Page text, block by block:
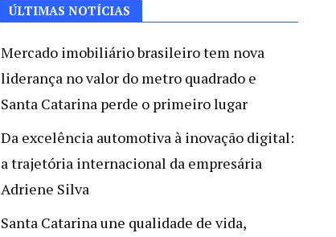
ÚLTIMAS NOTÍCIAS
Mercado imobiliário brasileiro tem nova
liderança no valor do metro quadrado e
Santa Catarina perde o primeiro lugar
Da excelência automotiva à inovação digital:
a trajetória internacional da empresária
Adriene Silva
Santa Catarina une qualidade de vida,